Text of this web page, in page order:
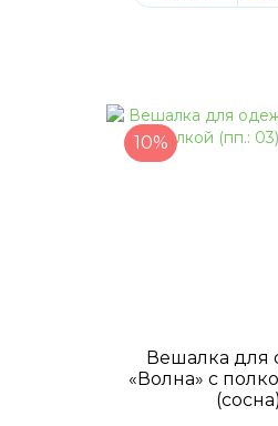
10%
Вешалка для
«Волна» с
(сосна)